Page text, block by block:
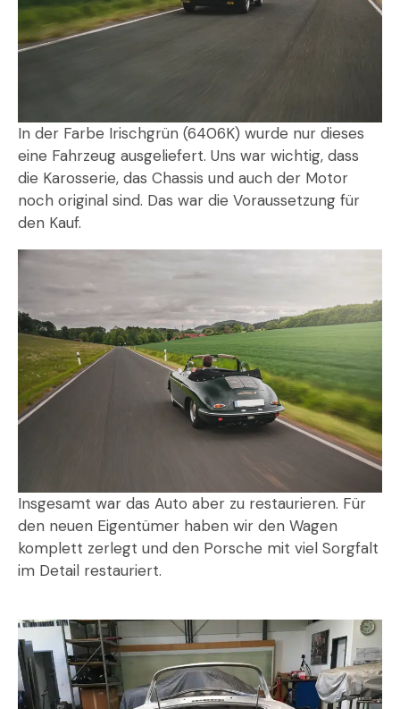
In der Farbe Irischgrün (6406K) wurde nur dieses
eine Fahrzeug ausgeliefert. Uns war wichtig, dass
die Karosserie, das Chassis und auch der Motor
noch original sind. Das war die Voraussetzung für
den Kauf.
Insgesamt war das Auto aber zu restaurieren. Für
den neuen Eigentümer haben wir den Wagen
komplett zerlegt und den Porsche mit viel Sorgfalt
im Detail restauriert.